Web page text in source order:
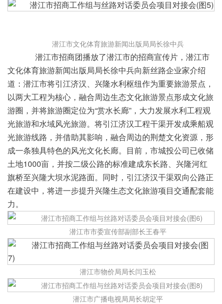
潜江市文化体育旅游新闻出版局局长徐中兵
潜江市招商团播放了潜江市的招商宣传片，潜江市
文化体育旅游新闻出版局局长徐中兵向新丝路企业家介绍
道：潜江市将引江济汉、兴隆水利枢纽作为重要旅游景点，
以两大工程为核心，融合周边生态文化旅游景点形成文化旅
游圈，并将旅游圈定位为“赏水长廊”，大力发展水利工程观
光旅游和水域风光旅游。将引江济汉工程干渠开发成乘船观
光旅游线路，并借助其影响，融合周边的荆楚文化资源，形
成一条独具特色的风光文化长廊。目前，市城投公司已收储
土地1000亩，并按二级公路的标准建成东长路、兴隆河红
旗桥至兴隆大坝水泥路面。同时，引江济汉干渠双向公路正
在建设中，将进一步提升兴隆生态文化旅游项目交通配套能
力。
潜江市市委宣传部副部长王春平
潜江市物价局局长闫玉松
潜江市广播电视局局长胡定平